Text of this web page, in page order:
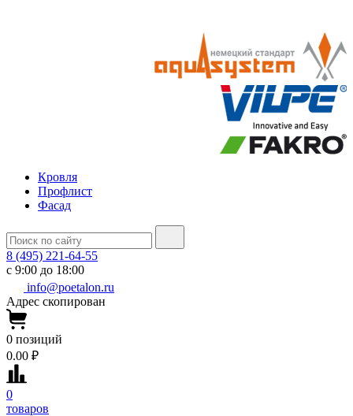
Кровля
Профлист
Фасад
8 (495) 221-64-55
с 9:00 до 18:00
info@poetalon.ru
Адрес скопирован
0 позиций
0.00 ₽
0
товаров